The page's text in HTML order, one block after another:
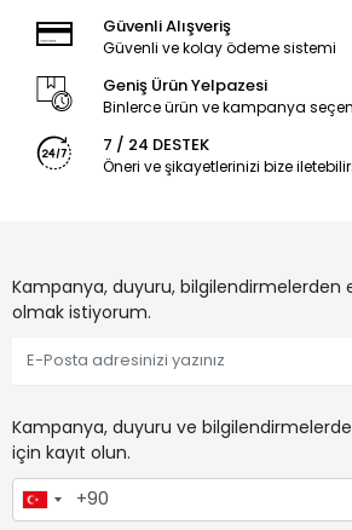
Güvenli Alışveriş
Güvenli ve kolay ödeme sistemi
Geniş Ürün Yelpazesi
Binlerce ürün ve kampanya
7 / 24 DESTEK
Öneri ve şikayetlerinizi bize
Kampanya, duyuru,
olmak istiyorum.
Kampanya, duyuru ve
için kayıt olun.